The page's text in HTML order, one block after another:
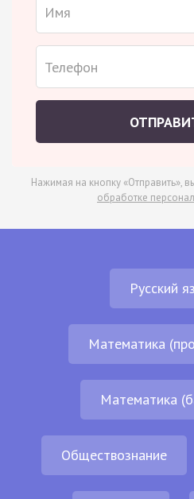
Нажимая на кнопку «Отправить»,
обработке
Русский
Математика
Математика
Обществознание